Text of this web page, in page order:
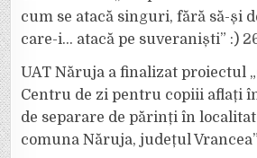
cum se atacă singuri, fără să-și
care-i… atacă pe suveraniști” :)
UAT Năruja a finalizat proiectul
Centru de zi pentru copiii aflați
de separare de părinți în
comuna Năruja, județul Vrancea”